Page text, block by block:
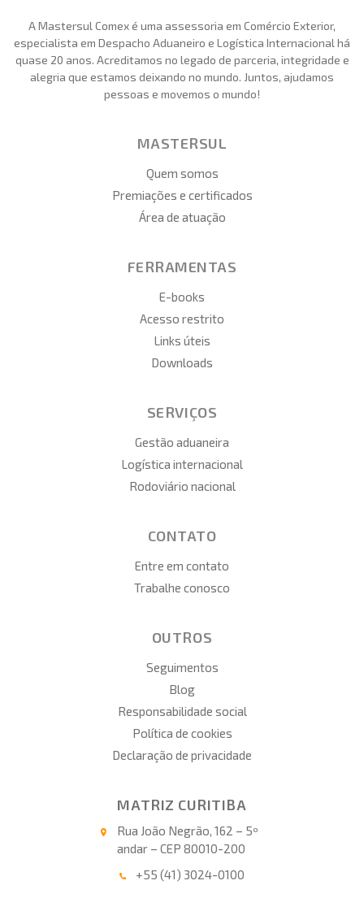
A Mastersul Comex é uma assessoria em Comércio Exterior,
especialista em Despacho Aduaneiro e Logística Internacional há
quase 20 anos. Acreditamos no legado de parceria, integridade e
alegria que estamos deixando no mundo. Juntos, ajudamos
pessoas e movemos o mundo!
MASTERSUL
Quem somos
Premiações e certificados
Área de atuação
FERRAMENTAS
E-books
Acesso restrito
Links úteis
Downloads
SERVIÇOS
Gestão aduaneira
Logística internacional
Rodoviário nacional
CONTATO
Entre em contato
Trabalhe conosco
OUTROS
Seguimentos
Blog
Responsabilidade social
Política de cookies
Declaração de privacidade
MATRIZ CURITIBA
Rua João Negrão, 162 – 5º
andar – CEP 80010-200
+55 (41) 3024-0100